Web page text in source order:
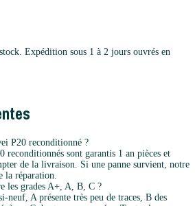
Expédition sous 1 à 2 jours ouvrés en
P20 reconditionné ?
reconditionnés sont garantis 1 an pièces et
de la livraison. Si une panne survient, notre
la réparation.
les grades A+, A, B, C ?
neuf, A présente très peu de traces, B des